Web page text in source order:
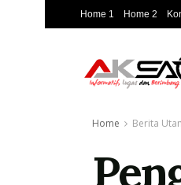
Home 1 Home 2
Home Berita